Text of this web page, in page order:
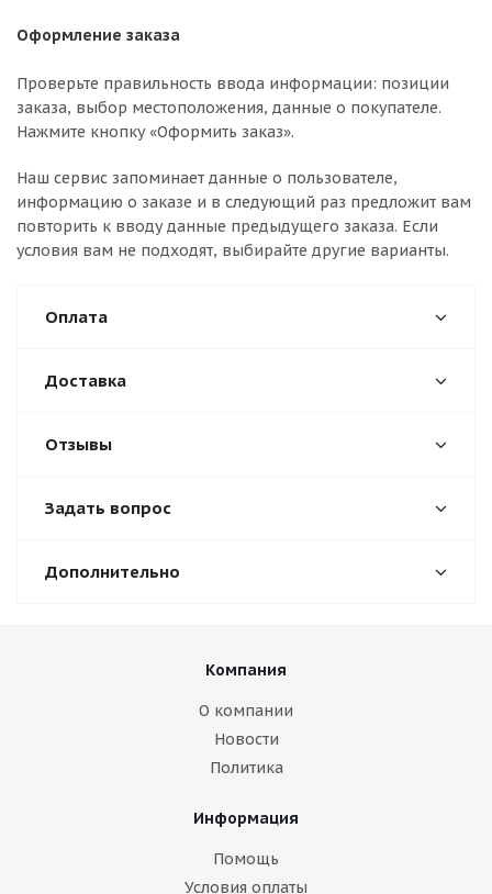
Оформление заказа
Проверьте правильность ввода информации: позиции
заказа, выбор местоположения, данные о покупателе.
Нажмите кнопку «Оформить заказ».
Наш сервис запоминает данные о пользователе,
информацию о заказе и в следующий раз предложит вам
повторить к вводу данные предыдущего заказа. Если
условия вам не подходят, выбирайте другие варианты.
Оплата
Доставка
Отзывы
Задать вопрос
Дополнительно
Компания
О компании
Новости
Политика
Информация
Помощь
Условия оплаты